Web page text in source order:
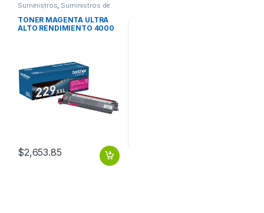
Suministros Suministros de
Impresión
TONER MAGENTA ULTRA
ALTO RENDIMIENTO 4000
$2,653.85